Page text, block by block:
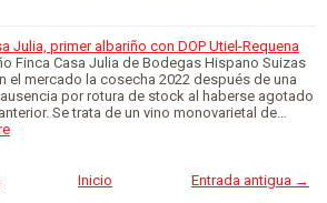
Julia, primer albariño con DOP Utiel-Requena
Finca Casa Julia de Bodegas Hispano Suizas
el mercado la cosecha 2022 después de una
por rotura de stock al haberse agotado
Se trata de un vino monovarietal de…
Entrada antigua →
Inicio